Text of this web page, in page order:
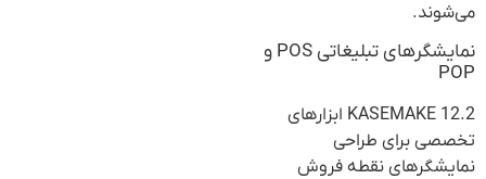
می‌شوند.
نمایشگرهای تبلیغاتی POS و
POP
KASEMAKE 12.2 ابزارهای
تخصصی برای طراحی
نمایشگرهای نقطه فروش